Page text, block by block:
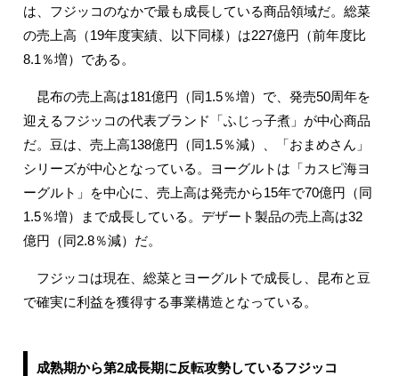
は、フジッコのなかで最も成長している商品領域だ。総菜
の売上高（19年度実績、以下同様）は227億円（前年度比
8.1％増）である。
昆布の売上高は181億円（同1.5％増）で、発売50周年を
迎えるフジッコの代表ブランド「ふじっ子煮」が中心商品
だ。豆は、売上高138億円（同1.5％減）、「おまめさん」
シリーズが中心となっている。ヨーグルトは「カスピ海ヨ
ーグルト」を中心に、売上高は発売から15年で70億円（同
1.5％増）まで成長している。デザート製品の売上高は32
億円（同2.8％減）だ。
フジッコは現在、総菜とヨーグルトで成長し、昆布と豆
で確実に利益を獲得する事業構造となっている。
成熟期から第2成長期に反転攻勢しているフジッコ